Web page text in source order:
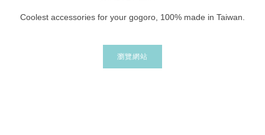
Coolest accessories for your gogoro, 100% made in Taiwan.
瀏覽網站